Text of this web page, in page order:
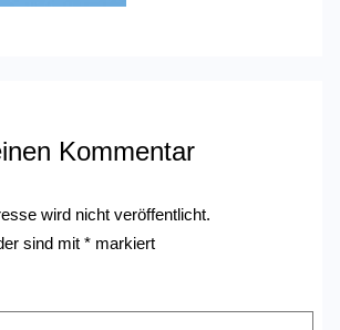
Kommentar
wird nicht veröffentlicht.
sind mit* markiert